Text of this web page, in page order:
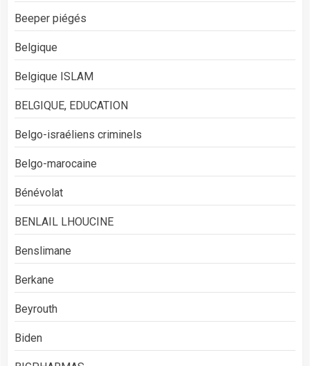
Beeper piégés
Belgique
Belgique ISLAM
BELGIQUE, EDUCATION
Belgo-israéliens criminels
Belgo-marocaine
Bénévolat
BENLAIL LHOUCINE
Benslimane
Berkane
Beyrouth
Biden